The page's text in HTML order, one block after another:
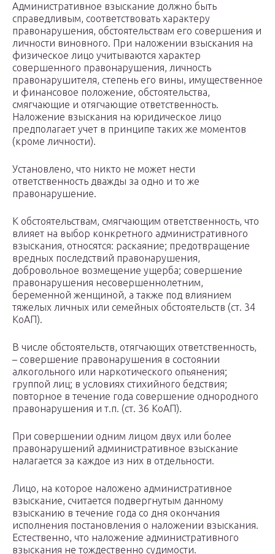
Административное взыскание должно быть
справедливым, соответствовать характеру
правонарушения, обстоятельствам его совершения и
личности виновного. При наложении взыскания на
физическое лицо учитываются характер
совершенного правонарушения, личность
правонарушителя, степень его вины, имущественное
и финансовое положение, обстоятельства,
смягчающие и отягчающие ответственность.
Наложение взыскания на юридическое лицо
предполагает учет в принципе таких же моментов
(кроме личности).
Установлено, что никто не может нести
ответственность дважды за одно и то же
правонарушение.
К обстоятельствам, смягчающим ответственность, что
влияет на выбор конкретного административного
взыскания, относятся: раскаяние; предотвращение
вредных последствий правонарушения,
добровольное возмещение ущерба; совершение
правонарушения несовершеннолетним,
беременной женщиной, а также под влиянием
тяжелых личных или семейных обстоятельств (ст. 34
КоАП).
В числе обстоятельств, отягчающих ответственность,
– совершение правонарушения в состоянии
алкогольного или наркотического опьянения;
группой лиц; в условиях стихийного бедствия;
повторное в течение года совершение однородного
правонарушения и т.п. (ст. 36 КоАП).
При совершении одним лицом двух или более
правонарушений административное взыскание
налагается за каждое из них в отдельности.
Лицо, на которое наложено административное
взыскание, считается подвергнутым данному
взысканию в течение года со дня окончания
исполнения постановления о наложении взыскания.
Естественно, что наложение административного
взыскания не тождественно судимости.